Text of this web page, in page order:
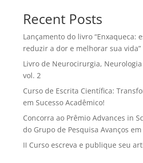
Recent Posts
Lançamento do livro “Enxaqueca:
reduzir a dor e melhorar sua vida”
Livro de Neurocirurgia,
vol. 2
Curso de Escrita Científica:
em Sucesso Acadêmico!
Concorra ao Prêmio Advances in
do Grupo de Pesquisa Avanços
II Curso escreva e publique seu